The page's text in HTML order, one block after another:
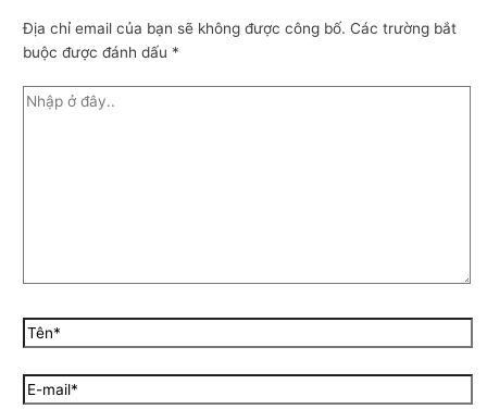
Địa chỉ email của bạn sẽ không được công bố. Các trường bắt
buộc được đánh dấu *